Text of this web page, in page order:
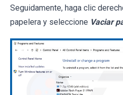
Seguidamente, haga clic
papelera y seleccione Vaciar